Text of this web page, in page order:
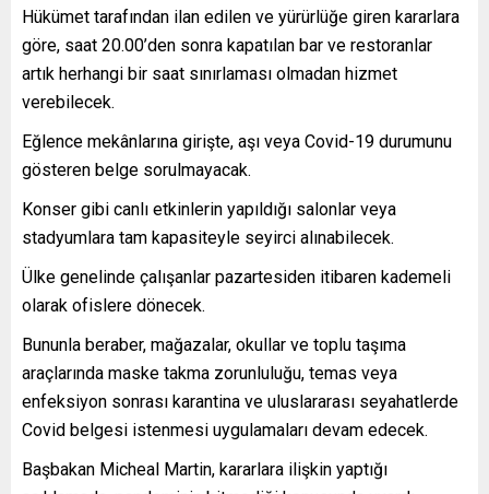
Hükümet tarafından ilan edilen ve yürürlüğe giren kararlara
göre, saat 20.00’den sonra kapatılan bar ve restoranlar
artık herhangi bir saat sınırlaması olmadan hizmet
verebilecek.
Eğlence mekânlarına girişte, aşı veya Covid-19 durumunu
gösteren belge sorulmayacak.
Konser gibi canlı etkinlerin yapıldığı salonlar veya
stadyumlara tam kapasiteyle seyirci alınabilecek.
Ülke genelinde çalışanlar pazartesiden itibaren kademeli
olarak ofislere dönecek.
Bununla beraber, mağazalar, okullar ve toplu taşıma
araçlarında maske takma zorunluluğu, temas veya
enfeksiyon sonrası karantina ve uluslararası seyahatlerde
Covid belgesi istenmesi uygulamaları devam edecek.
Başbakan Micheal Martin, kararlara ilişkin yaptığı